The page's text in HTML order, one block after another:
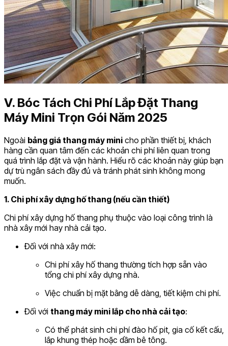
V. Bóc Tách Chi Phí Lắp Đặt Thang
Máy Mini Trọn Gói Năm 2025
Ngoài bảng giá thang máy mini cho phần thiết bị, khách
hàng cần quan tâm đến các khoản chi phí liên quan trong
quá trình lắp đặt và vận hành. Hiểu rõ các khoản này giúp bạn
dự trù ngân sách đầy đủ và tránh phát sinh không mong
muốn.
1. Chi phí xây dựng hố thang (nếu cần thiết)
Chi phí xây dựng hố thang phụ thuộc vào loại công trình là
nhà xây mới hay nhà cải tạo.
Đối với nhà xây mới:
Chi phí xây hố thang thường tích hợp sẵn vào
tổng chi phí xây dựng nhà.
Việc chuẩn bị mặt bằng dễ dàng, tiết kiệm chi phí.
Đối với thang máy mini lắp cho nhà cải tạo:
Có thể phát sinh chi phí đào hố pit, gia cố kết cấu,
lắp khung thép hoặc dầm bê tông.